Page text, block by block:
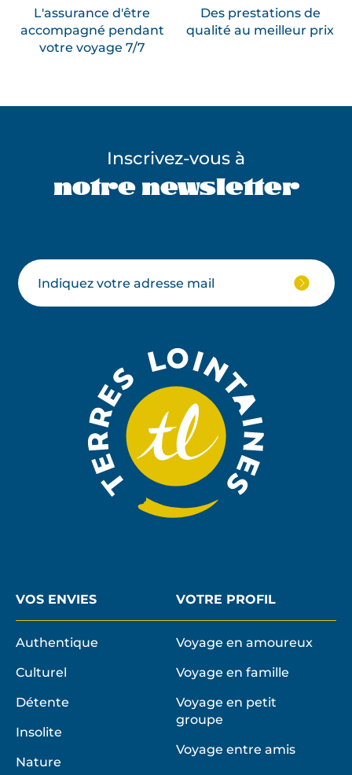
L'assurance d'être
accompagné pendant
votre voyage 7/7
Des prestations de
qualité au meilleur prix
Inscrivez-vous à
notre newsletter
Votre
email
JE
VOS ENVIES
Authentique
Culturel
Détente
Insolite
Nature
VOTRE PROFIL
Voyage en amoureux
Voyage en famille
Voyage en petit
groupe
Voyage entre amis